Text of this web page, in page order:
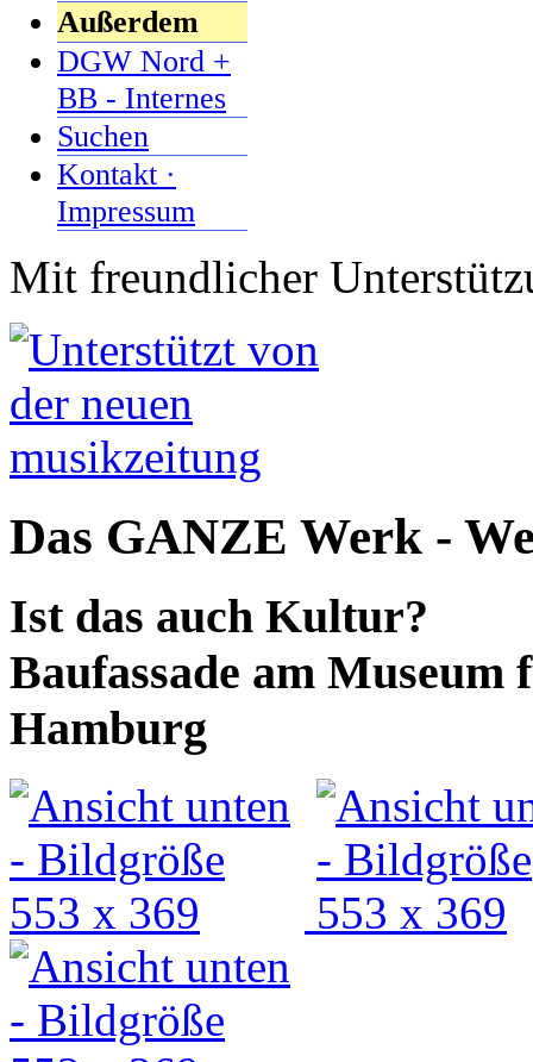
Außerdem
DGW Nord +
BB - Internes
Suchen
Kontakt ·
Impressum
Mit freundlicher
Das GANZE Werk -
Ist das auch Kultur?
Baufassade am
Hamburg